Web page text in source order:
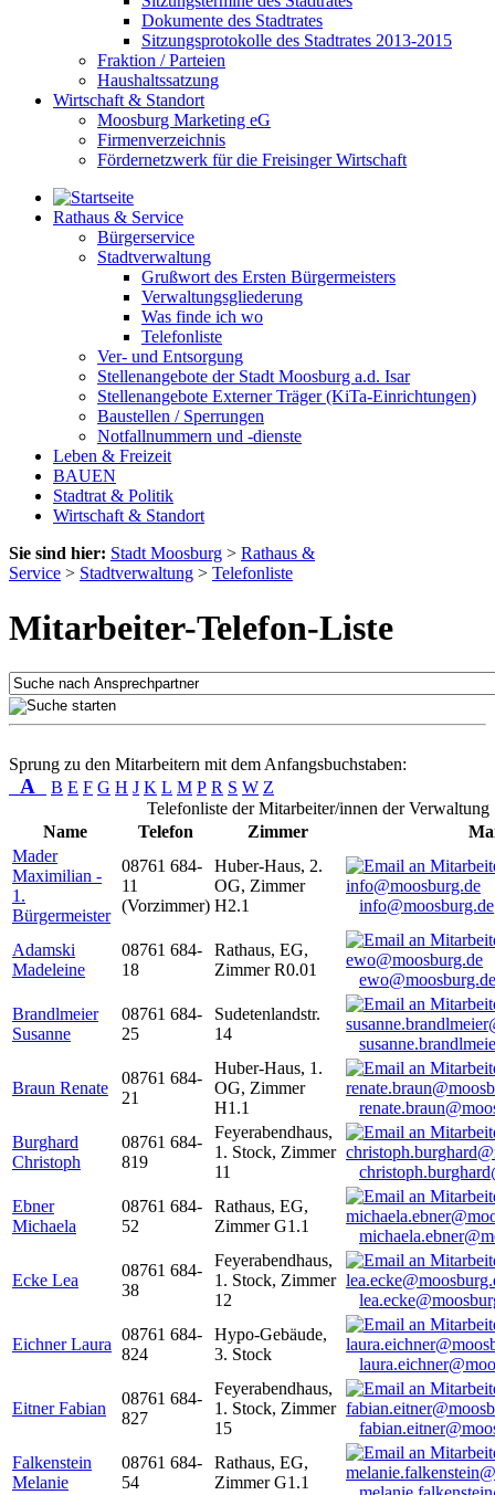
Dokumente des Stadtrates
Sitzungsprotokolle des Stadtrates 2013-2015
Fraktion / Parteien
Haushaltssatzung
Wirtschaft & Standort
Moosburg Marketing eG
Firmenverzeichnis
Fördernetzwerk für die Freisinger Wirtschaft
Rathaus & Service
Bürgerservice
Stadtverwaltung
Grußwort des Ersten Bürgermeisters
Verwaltungsgliederung
Was finde ich wo
Telefonliste
Ver- und Entsorgung
Stellenangebote der Stadt Moosburg a.d. Isar
Stellenangebote Externer Träger (KiTa-Einrichtungen)
Baustellen / Sperrungen
Notfallnummern und -dienste
Leben & Freizeit
BAUEN
Stadtrat & Politik
Wirtschaft & Standort
Sie sind hier: Stadt Moosburg > Rathaus &
Service > Stadtverwaltung > Telefonliste
Mitarbeiter-Telefon-Liste
Sprung zu den Mitarbeitern mit dem Anfangsbuchstaben:
A B E F G H J K L M P R S W Z
Telefonliste der Mitarbeiter/innen der Verwaltung
Name
Telefon Zimmer
Mader
Maximilian -
1.
Bürgermeister
08761 684-
11
(Vorzimmer)
Huber-Haus, 2.
OG, Zimmer
H2.1
info@moosburg.de
Adamski
Madeleine
08761 684-
18
Rathaus, EG,
Zimmer R0.01
ewo@moosburg.de
Brandlmeier
Susanne
08761 684-
25
Sudetenlandstr.
14
Braun Renate
08761 684-
21
Huber-Haus, 1.
OG, Zimmer
H1.1
Burghard
Christoph
08761 684-
819
Feyerabendhaus,
1. Stock, Zimmer
11
Ebner
Michaela
08761 684-
52
Rathaus, EG,
Zimmer G1.1
Ecke Lea
08761 684-
38
Feyerabendhaus,
1. Stock, Zimmer
12
Eichner Laura
08761 684-
824
Hypo-Gebäude,
3. Stock
Eitner Fabian
08761 684-
827
Feyerabendhaus,
1. Stock, Zimmer
15
Falkenstein
Melanie
08761 684-
54
Rathaus, EG,
Zimmer G1.1